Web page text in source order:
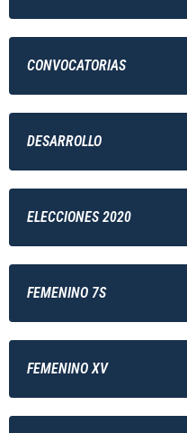
CONVOCATORIAS
DESARROLLO
ELECCIONES 2020
FEMENINO 7S
FEMENINO XV